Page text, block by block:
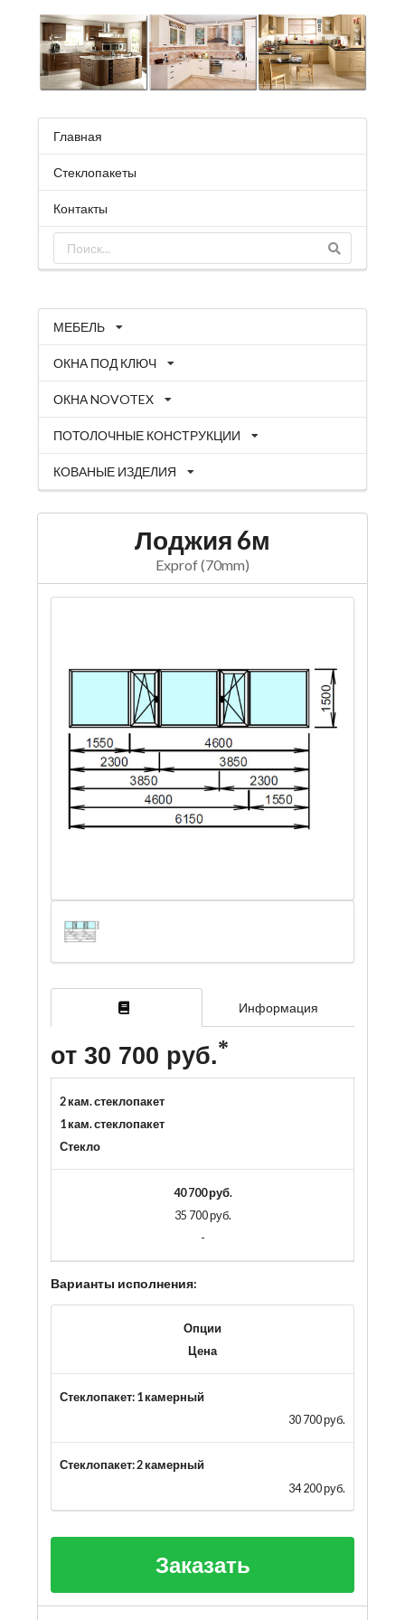
Главная
Стеклопакеты
Контакты
МЕБЕЛЬ
ОКНА ПОД КЛЮЧ
ОКНА NOVOTEX
ПОТОЛОЧНЫЕ КОНСТРУКЦИИ
КОВАНЫЕ ИЗДЕЛИЯ
Лоджия 6м
Exprof (70mm)
Информация
от 30 700 руб.
2 кам. стеклопакет
1 кам. стеклопакет
Стекло
40 700 руб.
35 700 руб.
-
Варианты исполнения:
Опции
Цена
Стеклопакет: 1 камерный
30 700 руб.
Стеклопакет: 2 камерный
34 200 руб.
Заказать